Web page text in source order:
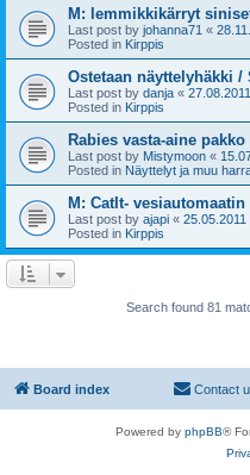
M: lemmikkikärryt
Last post by johanna71 «
Posted in Kirppis
Ostetaan näyttelyhäkki /
Last post by danja «
Posted in Kirppis
Rabies vasta-aine
Last post by Mistymoon «
Posted in Näyttelyt ja muu
M: CatIt-
Last post by ajapi « 25.05.2011
Posted in Kirppis
Search found 81
Board index Contact
Powered by phpBB®